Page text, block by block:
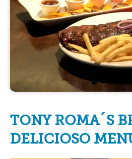
TONY ROMA´S
DELICIOSO